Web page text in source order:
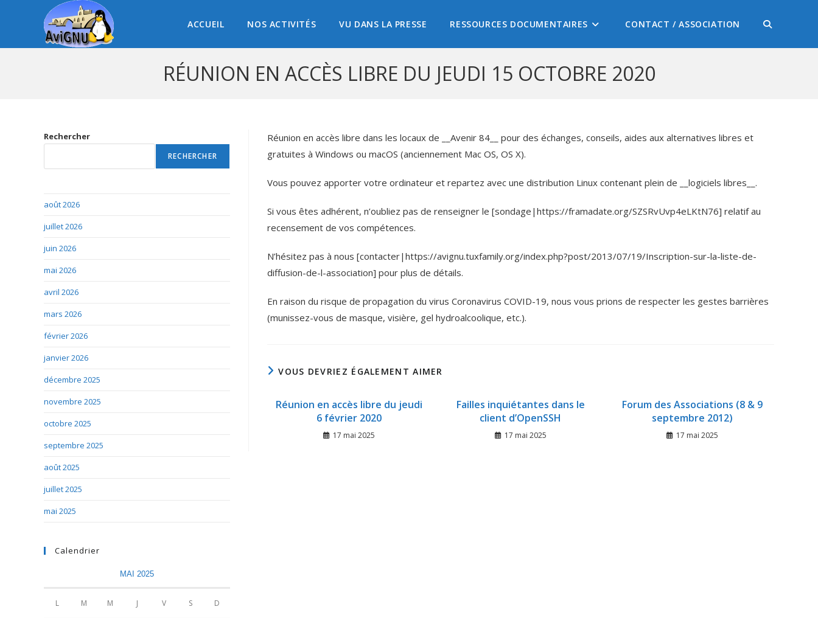
ACCUEIL NOS ACTIVITÉS VU DANS LA PRESSE RESSOURCES DOCUMENTAIRES CONTACT / ASSOCIATION
RÉUNION EN ACCÈS LIBRE DU JEUDI 15 OCTOBRE 2020
Réunion en accès libre dans les locaux de __Avenir 84__ pour des échanges, conseils, aides aux alternatives libres et
gratuites à Windows ou macOS (anciennement Mac OS, OS X).
Vous pouvez apporter votre ordinateur et repartez avec une distribution Linux contenant plein de __logiciels libres__.
Si vous êtes adhérent, n’oubliez pas de renseigner le [sondage|https://framadate.org/SZSRvUvp4eLKtN76] relatif au
recensement de vos compétences.
N’hésitez pas à nous [contacter|https://avignu.tuxfamily.org/index.php?post/2013/07/19/Inscription-sur-la-liste-de-
diffusion-de-l-association] pour plus de détails.
En raison du risque de propagation du virus Coronavirus COVID-19, nous vous prions de respecter les gestes barrières
(munissez-vous de masque, visière, gel hydroalcoolique, etc.).
VOUS DEVRIEZ ÉGALEMENT AIMER
Réunion en accès libre du jeudi
6 février 2020
17 mai 2025
Failles inquiétantes dans le
client d’OpenSSH
17 mai 2025
Forum des Associations (8 & 9
septembre 2012)
17 mai 2025
Rechercher
RECHERCHER
août 2026
juillet 2026
juin 2026
mai 2026
avril 2026
mars 2026
février 2026
janvier 2026
décembre 2025
novembre 2025
octobre 2025
septembre 2025
août 2025
juillet 2025
mai 2025
Calendrier
MAI 2025
L M M J V S D